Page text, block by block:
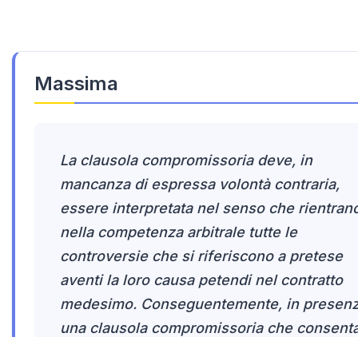
Massima
La clausola compromissoria deve, in
mancanza di espressa volontà contraria,
essere interpretata nel senso che
nella competenza arbitrale tutte le
controversie che si riferiscono a pretese
aventi la loro causa petendi nel contratto
medesimo. Conseguentemente, in
una clausola compromissoria che